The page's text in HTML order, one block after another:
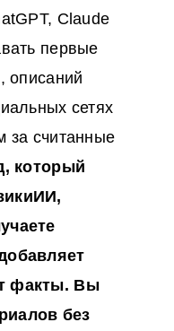
Claude
первые
описаний
сетях
за считанные
который
ИИ,
факты. Вы
без